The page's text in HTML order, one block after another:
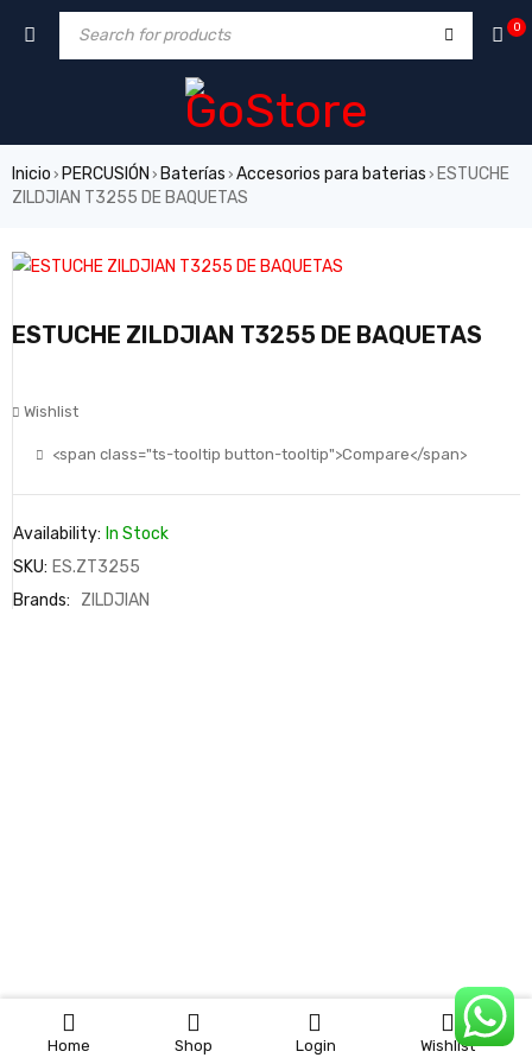
Home Shop Login Wishlist
0
0
Inicio › PERCUSIÓN › Baterías › Accesorios para baterias › ESTUCHE
ZILDJIAN T3255 DE BAQUETAS
ESTUCHE ZILDJIAN T3255 DE BAQUETAS
Wishlist
<span class="ts-tooltip button-tooltip">Compare</span>
Availability: In Stock
SKU: ES.ZT3255
Brands:
ZILDJIAN